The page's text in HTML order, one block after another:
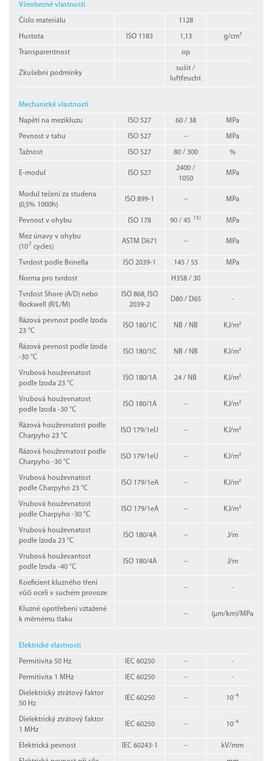
Všeobecné vlastnosti
Číslo materiálu 1128
Hustota ISO 1183 1,13 g/cm³
Transparentnost op
Zkušební podmínky
sušit /
luftfeucht
Mechanické vlastnosti
Napětí na mezikluzu ISO 527 60 / 38 MPa
Pevnost v tahu ISO 527 – MPa
Tažnost ISO 527 80 / 300 %
E-modul ISO 527
2400 /
1050
MPa
Modul tečení za studena
(0,5% 1000h)
ISO 899-1 – MPa
Pevnost v ohybu ISO 178 90 / 45 15) MPa
Mez únavy v ohybu
(107 cycles)
ASTM D671 – MPa
Tvrdost podle Brinella ISO 2039-1 145 / 55 MPa
Norma pro tvrdost H358 / 30
Tvrdost Shore (A/D) nebo
Rockwell (R/L/M)
ISO 868, ISO
2039-2
D80 / D65 -
Rázová pevnost podle Izoda
23 °C
ISO 180/1C NB / NB KJ/m²
Rázová pevnost podle Izoda
-30 °C
ISO 180/1C NB / NB KJ/m²
Vrubová houževnatost
podle Izoda 23 °C
ISO 180/1A 24 / NB KJ/m²
Vrubová houževnatost
podle Izoda -30 °C
ISO 180/1A – KJ/m²
Rázová houževnatost podle
Charpyho 23 °C
ISO 179/1eU – KJ/m²
Rázová houževnatost podle
Charpyho -30 °C
ISO 179/1eU – KJ/m²
Vrubová houževnatost
podle Charpyho 23 °C
ISO 179/1eA – KJ/m²
Vrubová houževnatost
podle Charpyho -30 °C
ISO 179/1eA – KJ/m²
Vrubová houževnatost
podle Izoda 23 °C
ISO 180/4A – J/m
Vrubová houževantost
podle Izoda -40 °C
ISO 180/4A – J/m
Koeficient kluzného tření
vůči oceli v suchém provoze
– -
Kluzné opotřebení vztažené
k měrnému tlaku
– (µm/km)/MPa
Elektrické vlastnosti
Permitivita 50 Hz IEC 60250 – -
Permitivita 1 MHz IEC 60250 – -
Dielektrický ztrátový faktor
50 Hz
IEC 60250 – 10-4
Dielektrický ztrátový faktor
1 MHz
IEC 60250 – 10-4
Elektrická pevnost IEC 60243-1 – kV/mm